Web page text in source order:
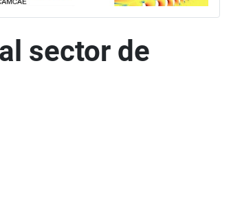
sector de